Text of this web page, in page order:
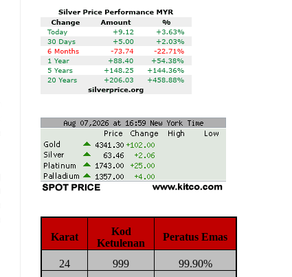
Karat
Kod
Ketulenan
Peratus Emas
24 999
99.90%